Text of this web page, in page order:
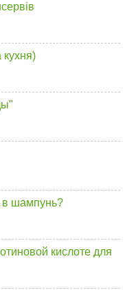
кухня)
в шампунь?
кислоте для